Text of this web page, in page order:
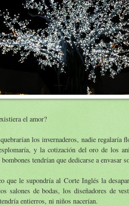
el amor?
los invernaderos, nadie regalaría
y la cotización del oro de los
tendrían que dedicarse a envasar
que le supondría al Corte Inglés la
salones de bodas, los diseñadores de
entierros, ni niños nacerían.